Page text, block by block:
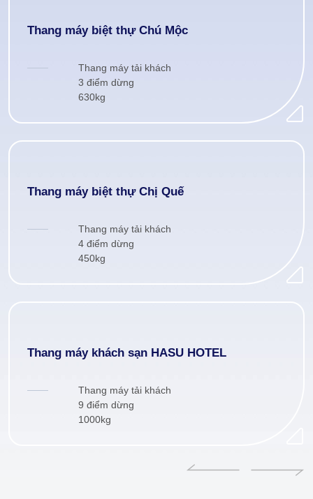
Thang máy biệt thự Chú Mộc
Thang máy tải khách
3 điểm dừng
630kg
Thang máy biệt thự Chị Quế
Thang máy tải khách
4 điểm dừng
450kg
Thang máy khách sạn HASU HOTEL
Thang máy tải khách
9 điểm dừng
1000kg